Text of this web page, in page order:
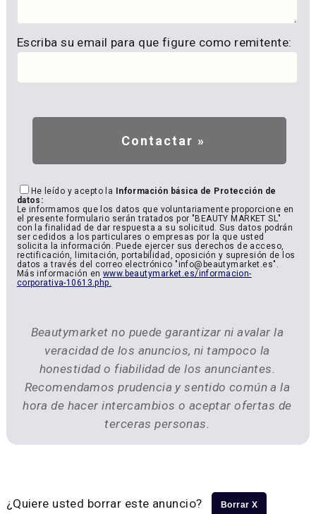
Escriba su email para que figure como remitente:
He leído y acepto la Información básica de Protección de
datos:
Le informamos que los datos que voluntariamente proporcione en
el presente formulario serán tratados por "BEAUTY MARKET SL"
con la finalidad de dar respuesta a su solicitud. Sus datos podrán
ser cedidos a los particulares o empresas por la que usted
solicita la información. Puede ejercer sus derechos de acceso,
rectificación, limitación, portabilidad, oposición y supresión de los
datos a través del correo electrónico "info@beautymarket.es".
Más información en www.beautymarket.es/informacion-
corporativa-10613.php.
Beautymarket no puede garantizar ni avalar la
veracidad de los anuncios, ni tampoco la
honestidad o fiabilidad de los anunciantes.
Recomendamos prudencia y sentido común a la
hora de hacer intercambios o aceptar ofertas de
terceras personas.
¿Quiere usted borrar este anuncio? Borrar X